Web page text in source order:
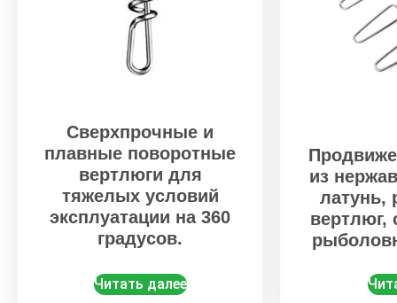
Сверхпрочные и
плавные поворотные
вертлюги для
тяжелых условий
эксплуатации на 360
градусов.
Читать далее
из
латунь,